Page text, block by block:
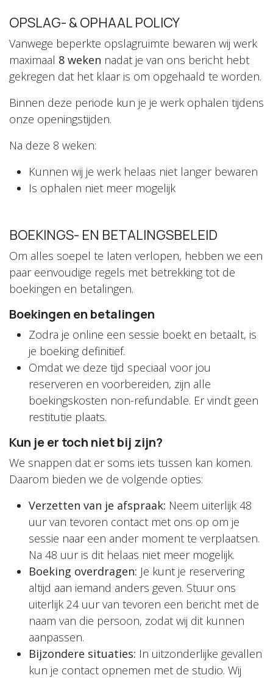
OPSLAG- & OPHAAL POLICY
Vanwege beperkte opslagruimte bewaren wij werk
maximaal 8 weken nadat je van ons bericht hebt
gekregen dat het klaar is om opgehaald te worden.
Binnen deze periode kun je je werk ophalen tijdens
onze openingstijden.
Na deze 8 weken:
Kunnen wij je werk helaas niet langer bewaren
Is ophalen niet meer mogelijk
BOEKINGS- EN BETALINGSBELEID
Om alles soepel te laten verlopen, hebben we een
paar eenvoudige regels met betrekking tot de
boekingen en betalingen.
Boekingen en betalingen
Zodra je online een sessie boekt en betaalt, is
je boeking definitief.
Omdat we deze tijd speciaal voor jou
reserveren en voorbereiden, zijn alle
boekingskosten non-refundable. Er vindt geen
restitutie plaats.
Kun je er toch niet bij zijn?
We snappen dat er soms iets tussen kan komen.
Daarom bieden we de volgende opties:
Verzetten van je afspraak: Neem uiterlijk 48
uur van tevoren contact met ons op om je
sessie naar een ander moment te verplaatsen.
Na 48 uur is dit helaas niet meer mogelijk.
Boeking overdragen: Je kunt je reservering
altijd aan iemand anders geven. Stuur ons
uiterlijk 24 uur van tevoren een bericht met de
naam van die persoon, zodat wij dit kunnen
aanpassen.
Bijzondere situaties: In uitzonderlijke gevallen
kun je contact opnemen met de studio. Wij